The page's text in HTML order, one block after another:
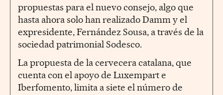
propuestas para el nuevo consejo, algo que
hasta ahora solo han realizado Damm y el
expresidente, Fernández Sousa, a través de la
sociedad patrimonial Sodesco.
La propuesta de la cervecera catalana, que
cuenta con el apoyo de Luxempart e
Iberfomento, limita a siete el número de